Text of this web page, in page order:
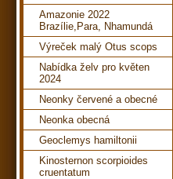
Amazonie 2022
Brazílie,Para, Nhamundá
Výreček malý Otus scops
Nabídka želv pro květen
2024
Neonky červené a obecné
Neonka obecná
Geoclemys hamiltonii
Kinosternon scorpioides
cruentatum